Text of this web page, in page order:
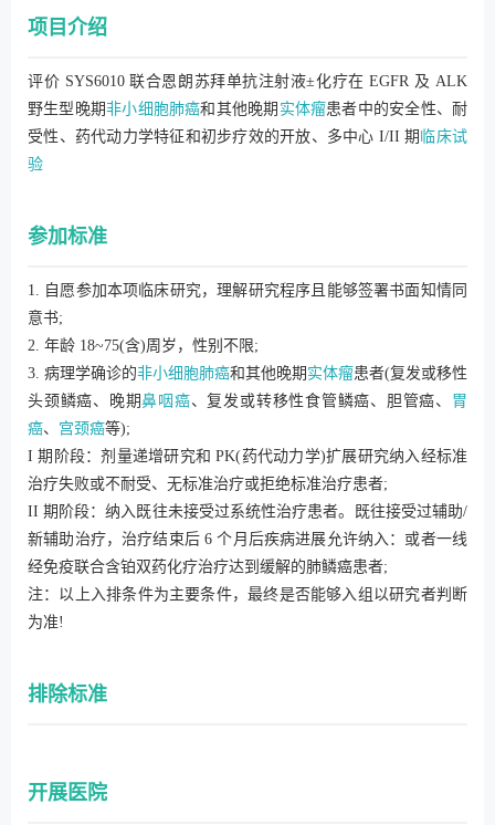
项目介绍
评价 SYS6010 联合恩朗苏拜单抗注射液±化疗在 EGFR 及 ALK
野生型晚期非小细胞肺癌和其他晚期 实体瘤患者中的安全性、耐
受性、药代动力学特征和初步疗效的开放、多中心 I/II 期 临床试
验
参加标准
1. 自愿参加本项临床研究，理解研究程序且能够签署书面知情同
意书;
2. 年龄 18~75(含)周岁，性别不限;
3. 病理学确诊的非小细胞肺癌和其他晚期 实体瘤患者(复发或移性
头颈鳞癌、晚期鼻咽癌、复发或转移性食管鳞癌、胆管癌、 胃
癌、 宫颈癌等);
I 期阶段：剂量递增研究和 PK(药代动力学)扩展研究纳入经标准
治疗失败或不耐受、无标准治疗或拒绝标准治疗患者;
II 期阶段：纳入既往未接受过系统性治疗患者。既往接受过辅助/
新辅助治疗，治疗结束后 6 个月后疾病进展允许纳入：或者一线
经免疫联合含铂双药化疗治疗达到缓解的肺鳞癌患者;
注：以上入排条件为主要条件，最终是否能够入组以研究者判断
为准!
排除标准
开展医院